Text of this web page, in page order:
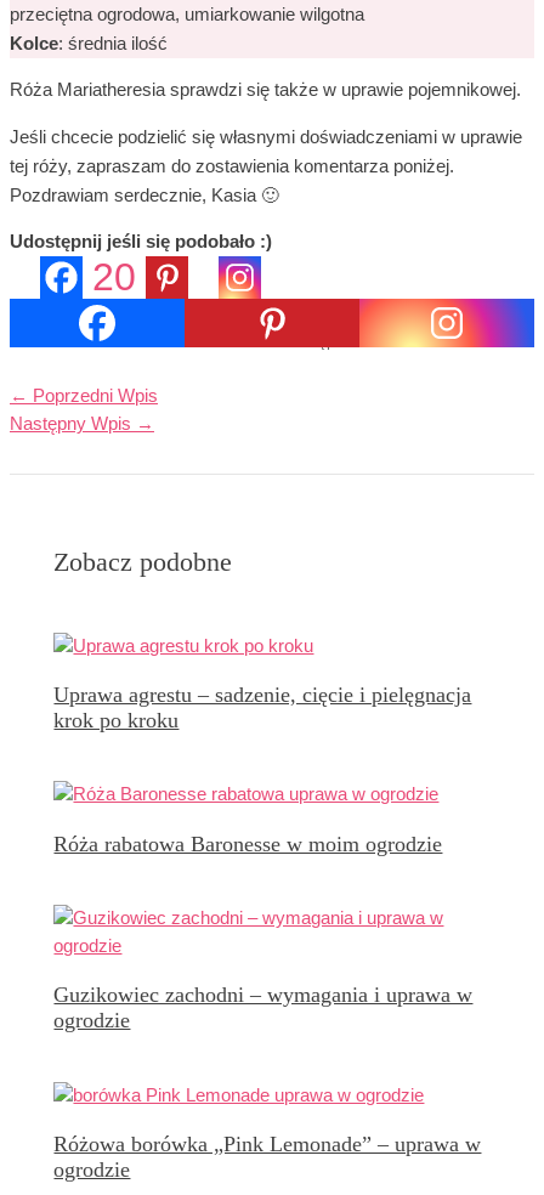
przeciętna ogrodowa, umiarkowanie wilgotna
Kolce: średnia ilość
Róża Mariatheresia sprawdzi się także w uprawie pojemnikowej.
Jeśli chcecie podzielić się własnymi doświadczeniami w uprawie
tej róży, zapraszam do zostawienia komentarza poniżej.
Pozdrawiam serdecznie, Kasia 🙂
Udostępnij jeśli się podobało :)
20
20
← Poprzedni Wpis
Następny Wpis →
Zobacz podobne
Uprawa agrestu – sadzenie, cięcie i pielęgnacja
krok po kroku
Róża rabatowa Baronesse w moim ogrodzie
Guzikowiec zachodni – wymagania i uprawa w
ogrodzie
Różowa borówka „Pink Lemonade” – uprawa w
ogrodzie